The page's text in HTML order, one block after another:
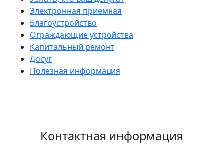
Электронная приемная
Благоустройство
Ограждающие устройства
Капитальный ремонт
Досуг
Полезная информация
Контактная информация